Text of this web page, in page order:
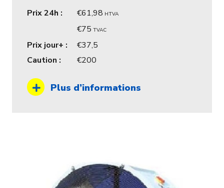
Prix 24h : 61,98 HTVA
75 TVAC
Prix jour+ :
37,5
Caution :
200
Plus d’informations